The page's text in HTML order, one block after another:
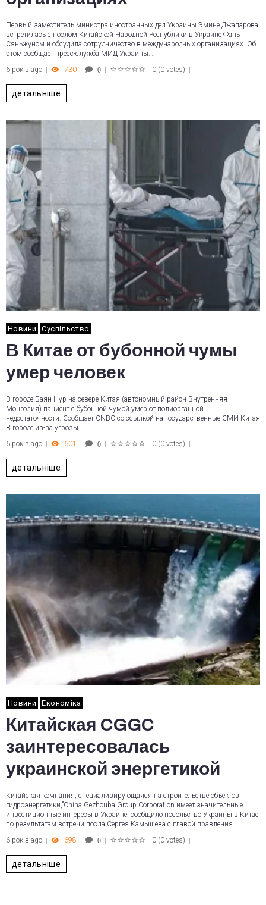
Первый заместитель министра иностранных дел Украины Эмине Джапарова
встретилась с послом Китайской Народной Республики в Украине Фань
Сяньжуном и обсудила сотрудничество в международных организациях. Об
этом сообщает пресс-служба МИД Украины.…
6 років ago
730 0 0 (0 votes)
детальніше
Новини Суспільство
В Китае от бубонной чумы
умер человек
В городе Баян-Нур на севере Китая (автономный район Внутренняя
Монголия) пациент с бубонной чумой умер от полиорганной
недостаточности. Сообщает CNBC со ссылкой на государственные СМИ Китая
В городе из-за угрозы…
6 років ago
601 0 0 (0 votes)
детальніше
Новини Економіка
Китайская CGGC
заинтересовалась
украинской энергетикой
Китайская компания, специализирующаяся на строительстве объектов
гидроэнергетики,”China Gezhouba Group Corporation имеет значительные
инвестиционные интересы в Украине, сообщило посольство Украины в Китае
по результатам встречи посла Сергея Камышева с главой правления…
6 років ago
698 0 0 (0 votes)
детальніше